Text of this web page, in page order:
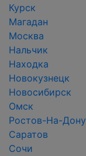
Курск
Магадан
Москва
Нальчик
Находка
Новокузнецк
Новосибирск
Омск
Ростов-На-Дону
Саратов
Сочи